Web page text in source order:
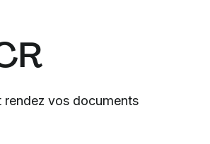
rendez vos documents